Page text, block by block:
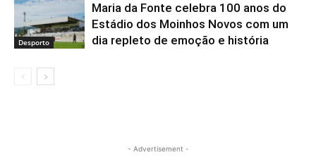
Desporto
Maria da Fonte celebra 100 anos do
Estádio dos Moinhos Novos com um
dia repleto de emoção e história
- Advertisement -